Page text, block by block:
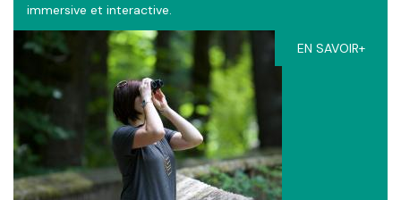
immersive et interactive.
EN SAVOIR+